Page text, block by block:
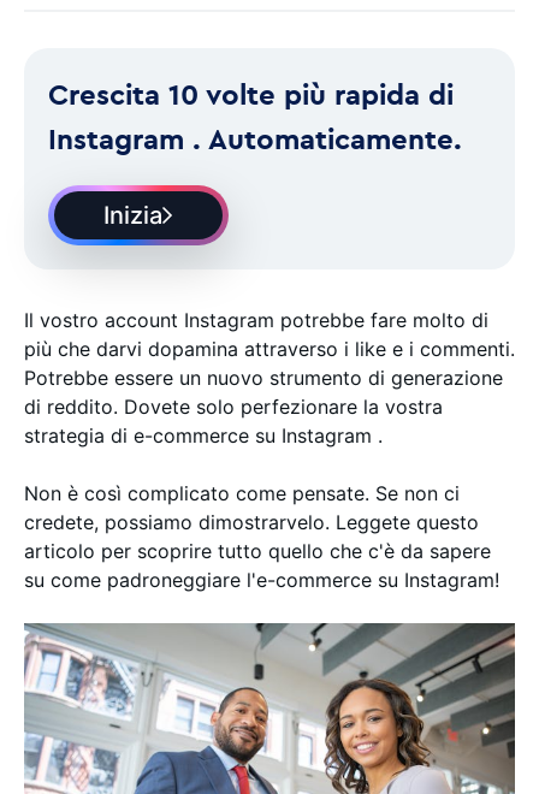
Crescita 10 volte più rapida di
Instagram . Automaticamente.
Inizia
Il vostro account Instagram potrebbe fare molto di
più che darvi dopamina attraverso i like e i commenti.
Potrebbe essere un nuovo strumento di generazione
di reddito. Dovete solo perfezionare la vostra
strategia di e-commerce su Instagram .
Non è così complicato come pensate. Se non ci
credete, possiamo dimostrarvelo. Leggete questo
articolo per scoprire tutto quello che c'è da sapere
su come padroneggiare l'e-commerce su Instagram!